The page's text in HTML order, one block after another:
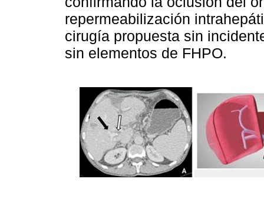
repermeabilización
cirugía propuesta sin
sin elementos de FHPO.